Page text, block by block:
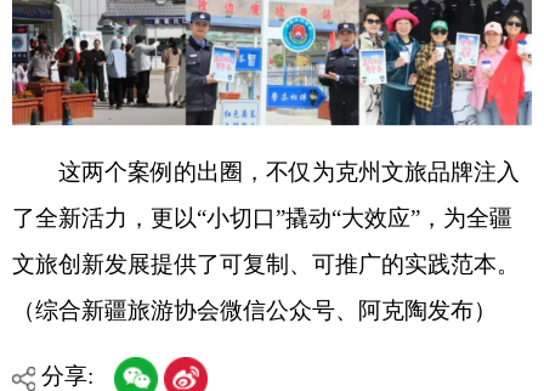
主办：克孜勒苏柯尔克孜自治州人民政府办公室
承办：克孜勒苏柯尔克孜自治州政务公开信息中心
新公网安备65300102000007号 新ICP备2022000247号
政府网站标识码：6530000002 法律声明 关于我们